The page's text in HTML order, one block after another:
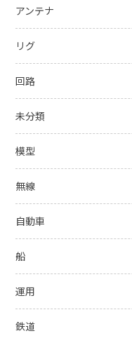
アンテナ
リグ
回路
未分類
模型
無線
自動車
船
運用
鉄道